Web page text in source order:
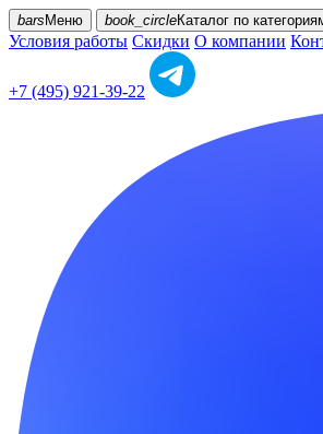
bars Меню book_circleКаталог по
Условия работы Скидки О компании
+7 (495) 921-39-22